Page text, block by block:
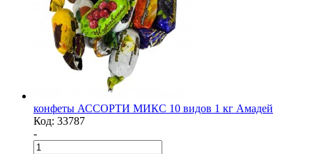
конфеты АССОРТИ МИКС 10 видов 1 кг Амадей
Код: 33787
-